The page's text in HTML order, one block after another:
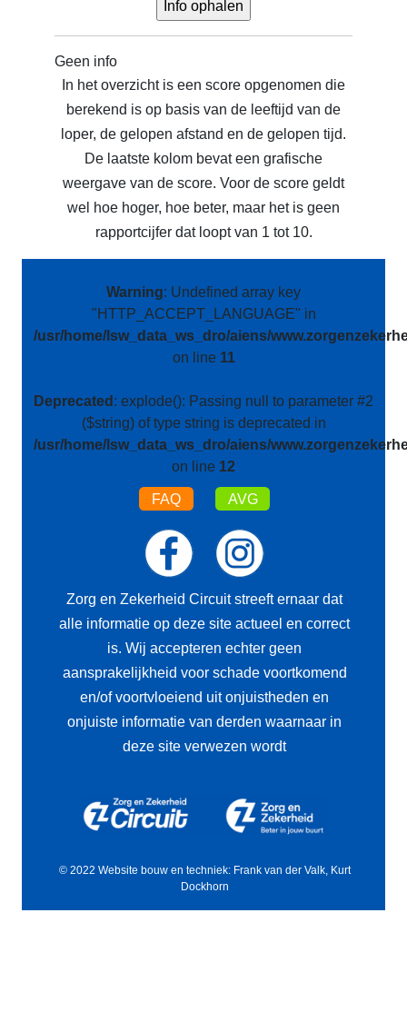
Geen info
In het overzicht is een score opgenomen die
berekend is op basis van de leeftijd van de
loper, de gelopen afstand en de gelopen tijd.
De laatste kolom bevat een grafische
weergave van de score. Voor de score geldt
wel hoe hoger, hoe beter, maar het is geen
rapportcijfer dat loopt van 1 tot 10.
Warning: Undefined array key
"HTTP_ACCEPT_LANGUAGE" in
/usr/home/lsw_data_ws_dro/aiens/
on line 11
Deprecated : explode(): Passing null to parameter #2
($string) of type string is deprecated in
/usr/home/lsw_data_ws_dro/aiens/
on line 12
FAQ AVG
Zorg en Zekerheid Circuit streeft ernaar dat
alle informatie op deze site actueel en correct
is. Wij accepteren echter geen
aansprakelijkheid voor schade voortkomend
en/of voortvloeiend uit onjuistheden en
onjuiste informatie van derden waarnaar in
deze site verwezen wordt
© 2022 Website bouw en techniek: Frank van der Valk, Kurt
Dockhorn